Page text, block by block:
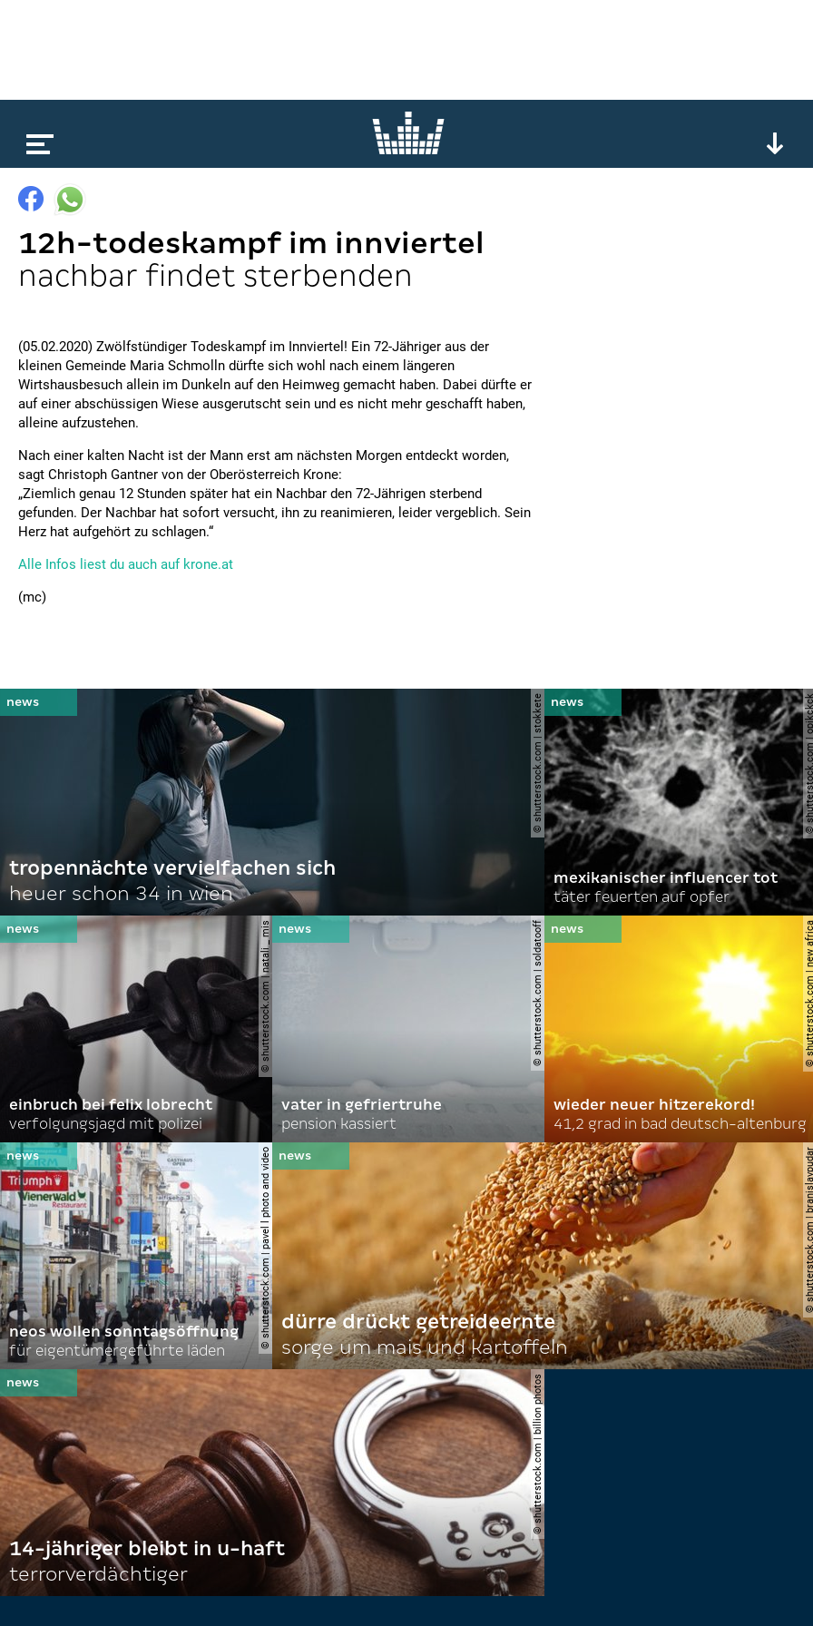
12h-todeskampf im innviertel
nachbar findet sterbenden
(05.02.2020) Zwölfstündiger Todeskampf im Innviertel! Ein 72-Jähriger aus der
kleinen Gemeinde Maria Schmolln dürfte sich wohl nach einem längeren
Wirtshausbesuch allein im Dunkeln auf den Heimweg gemacht haben. Dabei dürfte er
auf einer abschüssigen Wiese ausgerutscht sein und es nicht mehr geschafft haben,
alleine aufzustehen.
Nach einer kalten Nacht ist der Mann erst am nächsten Morgen entdeckt worden,
sagt Christoph Gantner von der Oberösterreich Krone:
„Ziemlich genau 12 Stunden später hat ein Nachbar den 72-Jährigen sterbend
gefunden. Der Nachbar hat sofort versucht, ihn zu reanimieren, leider vergeblich. Sein
Herz hat aufgehört zu schlagen.“
Alle Infos liest du auch auf krone.at
(mc)
© shutterstock.com | stokkete
tropennächte vervielfachen sich
heuer schon 34 in wien
©
mexikanischer influencer tot
täter feuerten auf opfer
© shutterstock.com | natali _ mis
einbruch bei felix lobrecht
verfolgungsjagd mit polizei
© shutterstock.com | soldatooff
vater in gefriertruhe
pension kassiert
© shutterstock.com | new africa
wieder neuer hitzerekord!
41,2 grad in bad deutsch-altenburg
© shutterstock.com | pavel l photo and video
neos wollen sonntagsöffnung
für eigentümergeführte läden
©
dürre drückt getreideernte
sorge um mais und kartoffeln
© shutterstock.com | billion photos
14-jähriger bleibt in u-haft
terrorverdächtiger